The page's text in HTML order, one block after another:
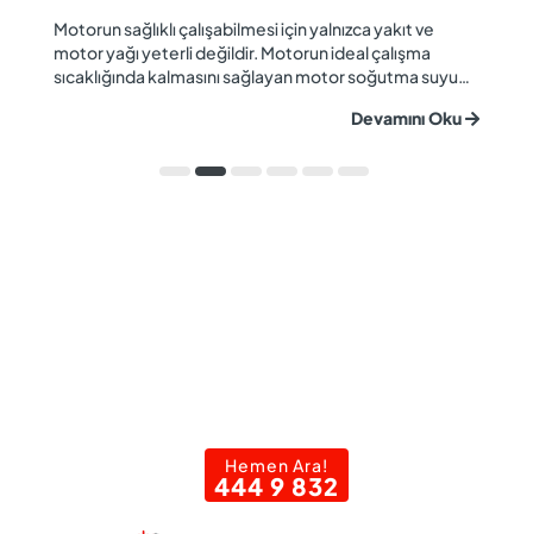
Motorun sağlıklı çalışabilmesi için yalnızca yakıt ve
motor yağı yeterli değildir. Motorun ideal çalışma
sıcaklığında kalmasını sağlayan motor soğutma suyu
önem taşır. Düzenli olarak kontrol edilmeyen veya
korozyon, motor arızaları ve yüksek onarım ma...
Devamını Oku
Hemen Ara!
444 9 832